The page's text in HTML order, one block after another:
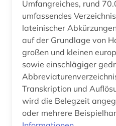
bibeltext (1)
bibelwissenschaft (10)
bible (1)
bibliografie (32)
Umfangreiches, rund
umfassendes
lateinischer
auf der Grundlage von
großen und kleinen
sowie einschlägiger
Abbreviaturenverzeichnisse.
Transkription und
wird die Belegzeit
oder mehrere